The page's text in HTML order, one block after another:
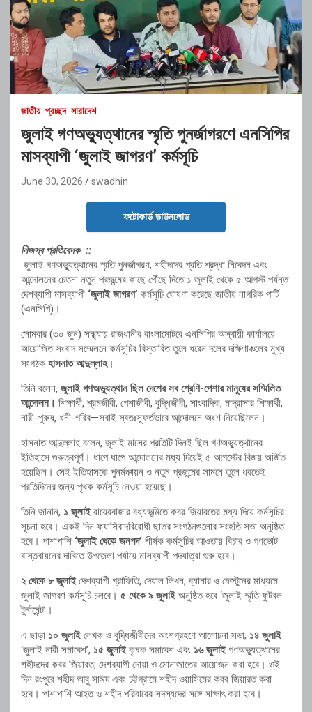
জাতীয় প্রচ্ছদ সারাদেশ
জুলাই গণঅভ্যুত্থানের স্মৃতি পুনর্জাগরণে এনসিপির
মাসব্যাপী ‘জুলাই জাগরণ’ কর্মসূচি
June 30, 2026 swadhin
ফটোকার্ড ডাউনলোড
নিজস্ব প্রতিবেদক ::
জুলাই গণঅভ্যুত্থানের স্মৃতি পুনর্জাগরণ, শহীদদের প্রতি শ্রদ্ধা নিবেদন এবং
আন্দোলনের চেতনা নতুন প্রজন্মের কাছে পৌঁছে দিতে ১ জুলাই থেকে ৫ আগস্ট পর্যন্ত
দেশব্যাপী মাসব্যাপী ‘জুলাই জাগরণ’ কর্মসূচি ঘোষণা করেছে জাতীয় নাগরিক পার্টি
(এনসিপি)।
সোমবার (৩০ জুন) সন্ধ্যায় রাজধানীর বাংলামোটরে এনসিপির অস্থায়ী কার্যালয়ে
আয়োজিত সংবাদ সম্মেলনে কর্মসূচির বিস্তারিত তুলে ধরেন দলের দক্ষিণাঞ্চলের মুখ্য
সংগঠক হাসনাত আব্দুল্লাহ।
তিনি বলেন, জুলাই গণঅভ্যুত্থান ছিল দেশের সব শ্রেণি-পেশার মানুষের সম্মিলিত
আন্দোলন। শিক্ষার্থী, শ্রমজীবী, পেশাজীবী, বুদ্ধিজীবী, সাংবাদিক, মাদ্রাসার শিক্ষার্থী,
নারী-পুরুষ, ধনী-গরিব—সবাই স্বতঃস্ফূর্তভাবে আন্দোলনে অংশ নিয়েছিলেন।
হাসনাত আব্দুল্লাহ বলেন, জুলাই মাসের প্রতিটি দিনই ছিল গণঅভ্যুত্থানের
ইতিহাসে গুরুত্বপূর্ণ। ধাপে ধাপে আন্দোলনের মধ্য দিয়েই ৫ আগস্টের বিজয় অর্জিত
হয়েছিল। সেই ইতিহাসকে পুনর্মঞ্চায়ন ও নতুন প্রজন্মের সামনে তুলে ধরতেই
প্রতিদিনের জন্য পৃথক কর্মসূচি নেওয়া হয়েছে।
তিনি জানান, ১ জুলাইরায়েরবাজার বধ্যভূমিতে কবর জিয়ারতের মধ্য দিয়ে কর্মসূচির
সূচনা হবে। একই দিন ফ্যাসিবাদবিরোধী ছাত্র সংগঠনগুলোর সংহতি সভা অনুষ্ঠিত
হবে। পাশাপাশি ‘জুলাই থেকে জনপদ’ শীর্ষক কর্মসূচির আওতায় বিচার ও গণভোট
বাস্তবায়নের দাবিতে উপজেলা পর্যায়ে মাসব্যাপী পদযাত্রা শুরু হবে।
২ থেকে ৮ জুলাইদেশব্যাপী গ্রাফিতি, দেয়াল লিখন, ব্যানার ও ফেস্টুনের মাধ্যমে
জুলাই জাগরণ কর্মসূচি চলবে। ৫ থেকে ৯ জুলাইঅনুষ্ঠিত হবে ‘জুলাই স্মৃতি ফুটবল
টুর্নামেন্ট’।
এ ছাড়া ১০ জুলাইলেখক ও বুদ্ধিজীবীদের অংশগ্রহণে আলোচনা সভা, ১৪ জুলাই
‘জুলাই নারী সমাবেশ’, ১৫ জুলাইকৃষক সমাবেশ এবং ১৬ জুলাইগণঅভ্যুত্থানের
শহীদদের কবর জিয়ারত, দেশব্যাপী দোয়া ও মোনাজাতের আয়োজন করা হবে। ওই
দিন রংপুরে শহীদ আবু সাঈদ এবং চট্টগ্রামে শহীদ ওয়াসিমের কবর জিয়ারত করা
হবে। পাশাপাশি আহত ও শহীদ পরিবারের সদস্যদের সঙ্গে সাক্ষাৎ করা হবে।